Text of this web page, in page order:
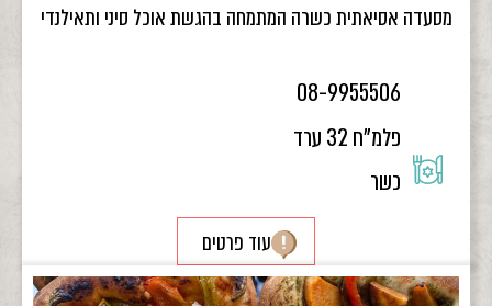
מסעדה אסיאתית כשרה המתמחה בהגשת אוכל סיני ותאילנדי
08-9955506
פלמ"ח 32 ערד
כשר
עוד פרטים